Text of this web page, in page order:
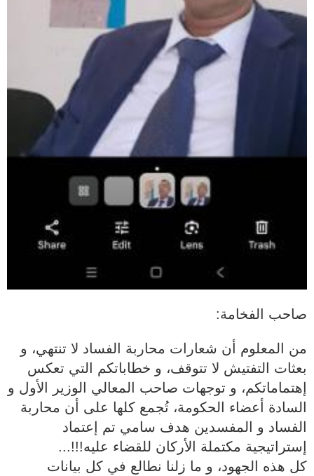
صاحب الفخامة:
من المعلوم أن شعارات محاربة الفساد لا تنتهي، و
بعثات التفتيش لا تتوقف، و خطاباتكم التي تعكس
إهتماماتكم، و توجهات صاحب المعالي الوزير الأول و
السادة أعضاء الحكومة، تُجمع كلها على أن محاربة
الفساد و المفسدين هدف سامي تم إعتماد
إستراتيجية مكتملة الأركان للقضاء عليه!!!...
كل هذه الجهود، و ما زلنا نطالع في كل بيانات